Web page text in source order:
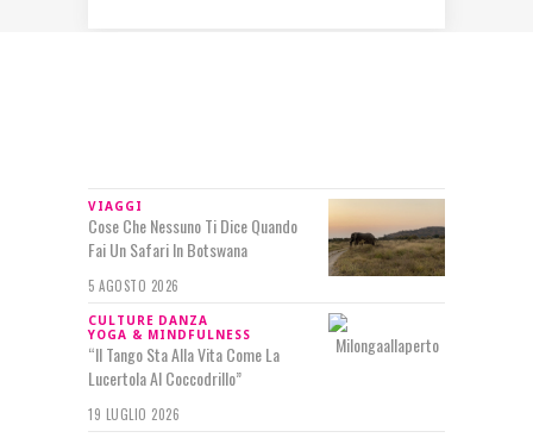
VIAGGI
Cose Che Nessuno Ti Dice Quando
Fai Un Safari In Botswana
5 AGOSTO 2026
CULTURE DANZA
YOGA & MINDFULNESS
“Il Tango Sta Alla Vita Come La
Lucertola Al Coccodrillo”
19 LUGLIO 2026